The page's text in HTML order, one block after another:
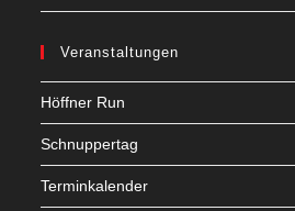
Veranstaltungen
Höffner Run
Schnuppertag
Terminkalender